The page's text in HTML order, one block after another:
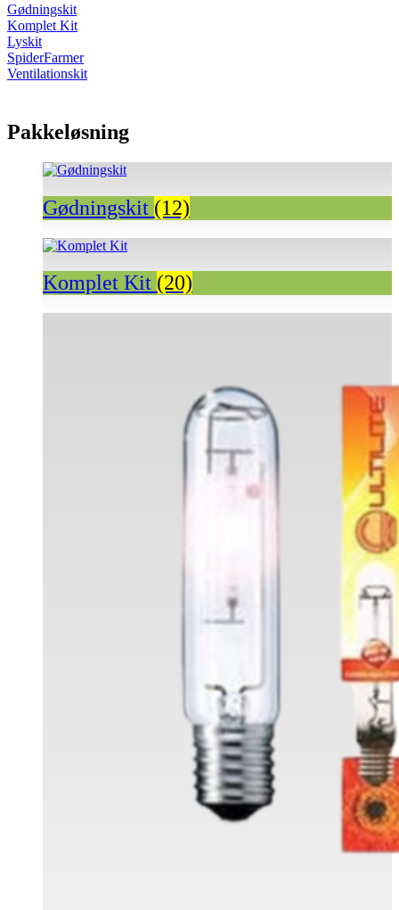
Gødningskit
Komplet Kit
Lyskit
SpiderFarmer
Ventilationskit
Pakkeløsning
Gødningskit (12)
Komplet Kit (20)